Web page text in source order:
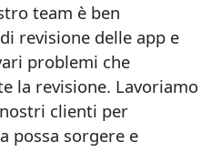
team è ben
revisione delle app e
problemi che
la revisione. Lavoriamo
clienti per
possa sorgere e